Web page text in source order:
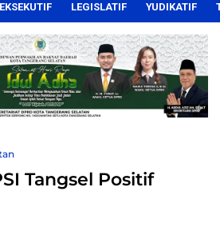
EKSEKUTIF LEGISLATIF YUDIKATIF
Tangsel Positif